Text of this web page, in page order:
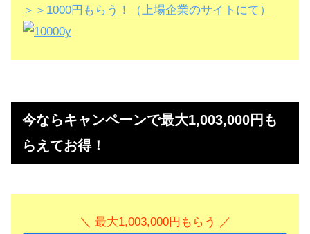
＞＞1000円もらう！（上場企業のサイトにて）